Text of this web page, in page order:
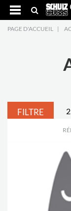
Produits
Downloads
PAGE D'ACCUEIL |
FILTRE